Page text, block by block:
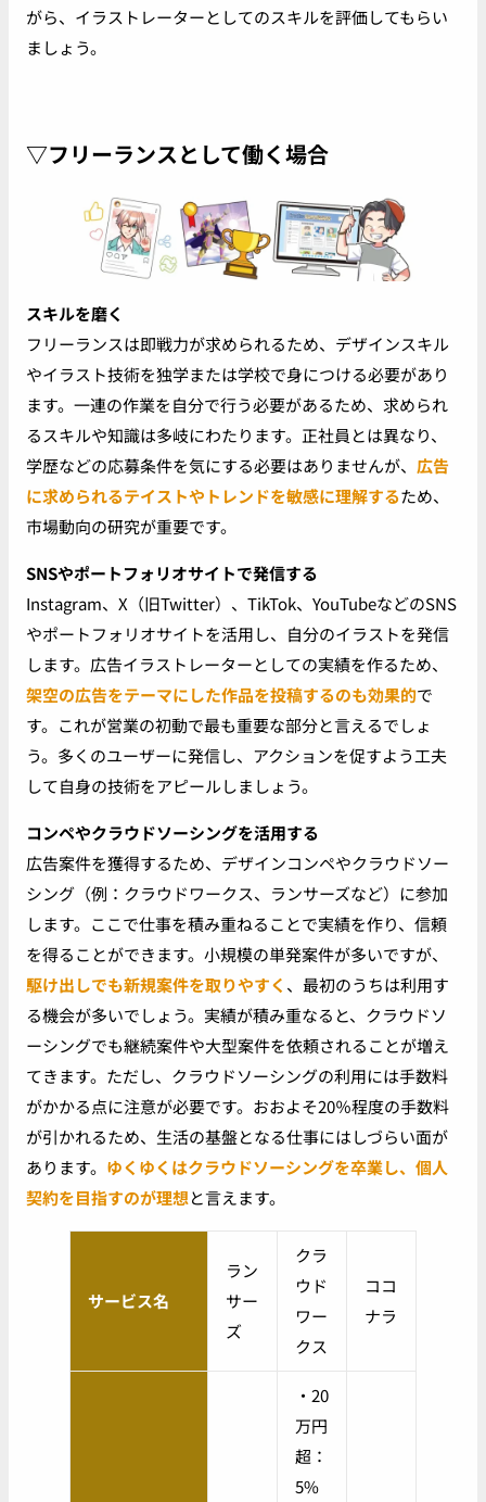
がら、イラストレーターとしてのスキルを評価してもらい
ましょう。
▽フリーランスとして働く場合
スキルを磨く
フリーランスは即戦力が求められるため、デザインスキル
やイラスト技術を独学または学校で身につける必要があり
ます。一連の作業を自分で行う必要があるため、求められ
るスキルや知識は多岐にわたります。正社員とは異なり、
学歴などの応募条件を気にする必要はありませんが、 広告
に求められるテイストやトレンドを敏感に理解するため、
市場動向の研究が重要です。
SNSやポートフォリオサイトで発信する
Instagram、X（旧Twitter）、TikTok、YouTubeなどのSNS
やポートフォリオサイトを活用し、自分のイラストを発信
します。広告イラストレーターとしての実績を作るため、
架空の広告をテーマにした作品を投稿するのも効果的で
す。これが営業の初動で最も重要な部分と言えるでしょ
う。多くのユーザーに発信し、アクションを促すよう工夫
して自身の技術をアピールしましょう。
コンペやクラウドソーシングを活用する
広告案件を獲得するため、デザインコンペやクラウドソー
シング（例：クラウドワークス、ランサーズなど）に参加
します。ここで仕事を積み重ねることで実績を作り、信頼
を得ることができます。小規模の単発案件が多いですが、
駆け出しでも新規案件を取りやすく 、最初のうちは利用す
る機会が多いでしょう。実績が積み重なると、クラウドソ
ーシングでも継続案件や大型案件を依頼されることが増え
てきます。ただし、クラウドソーシングの利用には手数料
がかかる点に注意が必要です。おおよそ20％程度の手数料
が引かれるため、生活の基盤となる仕事にはしづらい面が
あります。 ゆくゆくはクラウドソーシングを卒業し、個人
契約を目指すのが理想と言えます。
サービス名
ラン
サー
ズ
クラ
ウド
ワー
クス
ココ
ナラ
・20
万円
超：
5%